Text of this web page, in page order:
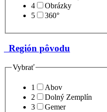
4
Obrázky
5
360°
Región pôvodu
Vybrať
1
Abov
2
Dolný Zemplín
3
Gemer